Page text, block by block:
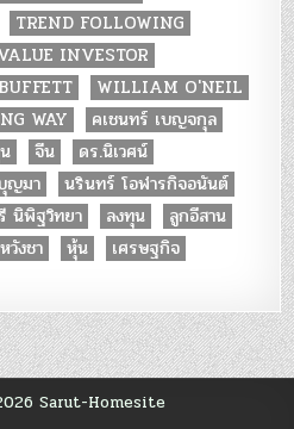
TREND FOLLOWING
INVESTOR
WILLIAM O'NEIL
WAY
คเชนทร์ เบญจกุล
จีน
ดร.นิเวศน์
ญมา
นรินทร์ โอฬารกิจอนันต์
นิพิฐวิทยา ลงทุน
ลูกอีสาน
วังชา หุ้น
เศรษฐกิจ
Sarut-Homesite